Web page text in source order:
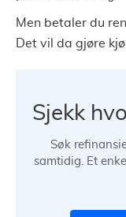
Men betaler du
Det vil da gjøre
Sjekk
Søk
samtidig. Et